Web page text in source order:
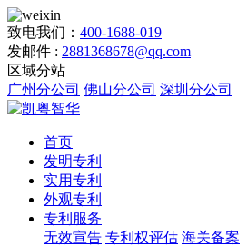
致电我们： 400-1688-019
发邮件 : 2881368678@qq.com
区域分站
广州分公司 佛山分公司 深圳分公司
首页
发明专利
实用专利
外观专利
专利服务
无效宣告 专利权评估 海关备案